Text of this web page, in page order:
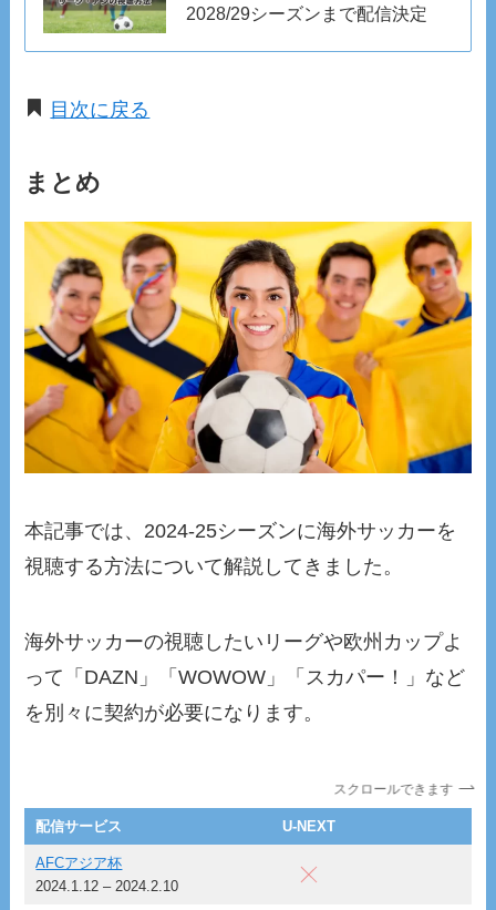
2028/29シーズンまで配信決定
目次に戻る
まとめ
本記事では、2024-25シーズンに海外サッカーを
視聴する方法について解説してきました。
海外サッカーの視聴したいリーグや欧州カップよ
って「DAZN」「WOWOW」「スカパー！」など
を別々に契約が必要になります。
スクロールできます
配信サービス U-NEXT
AFCアジア杯
2024.1.12 – 2024.2.10